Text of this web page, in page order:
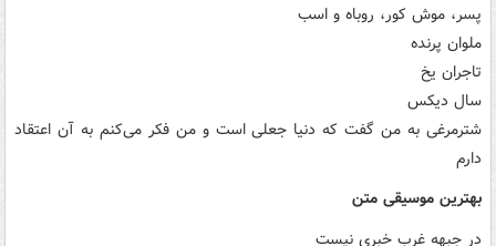
پسر، موش کور، روباه و اسب
ملوان پرنده
تاجران یخ
سال دیکس
شترمرغی به من گفت که دنیا جعلی است و من فکر می‌کنم به آن اعتقاد
دارم
بهترین موسیقی متن
در جبهه غرب خبری نیست